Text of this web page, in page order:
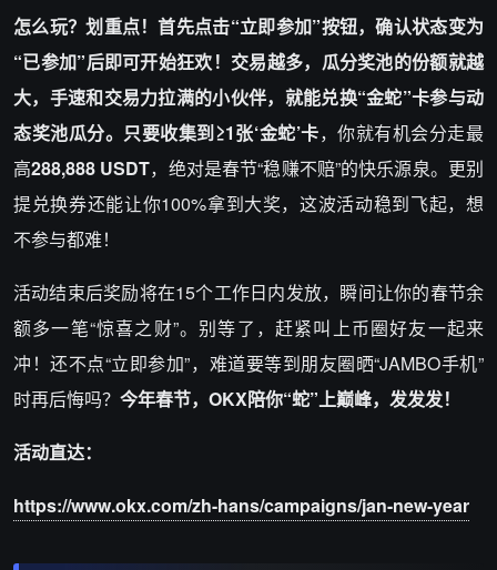
怎么玩？划重点！首先点击“立即参加”按钮，确认状态变为
“已参加”后即可开始狂欢！交易越多，瓜分奖池的份额就越
大，手速和交易力拉满的小伙伴，就能兑换“金蛇”卡参与动
态奖池瓜分。只要收集到≥1张‘金蛇’卡，你就有机会分走最
高288,888 USDT，绝对是春节“稳赚不赔”的快乐源泉。更别
提兑换券还能让你100%拿到大奖，这波活动稳到飞起，想
不参与都难！
活动结束后奖励将在15个工作日内发放，瞬间让你的春节余
额多一笔“惊喜之财”。别等了，赶紧叫上币圈好友一起来
冲！还不点“立即参加”，难道要等到朋友圈晒“JAMBO手机”
时再后悔吗？ 今年春节，OKX陪你“蛇”上巅峰，发发发！
活动直达：
https://www.okx.com/zh-hans/campaigns/jan-new-year